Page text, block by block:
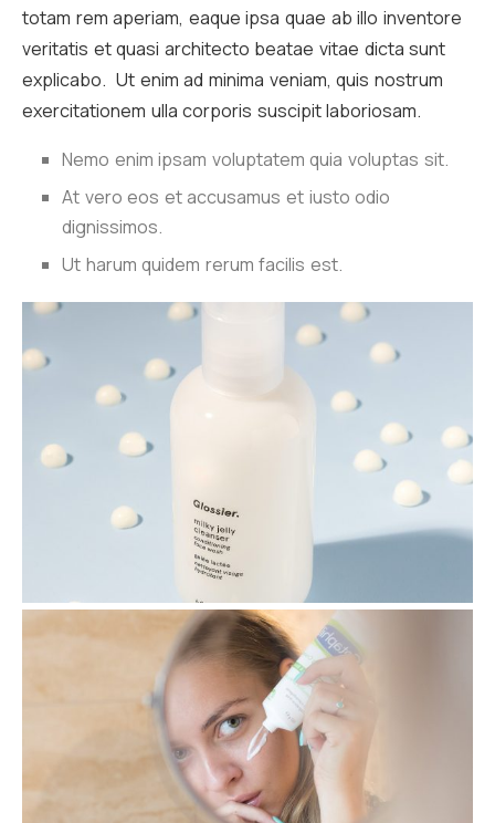
totam rem aperiam, eaque ipsa quae ab illo inventore
veritatis et quasi architecto beatae vitae dicta sunt
explicabo. Ut enim ad minima veniam, quis nostrum
exercitationem ulla corporis suscipit laboriosam.
Nemo enim ipsam voluptatem quia voluptas sit.
At vero eos et accusamus et iusto odio
dignissimos.
Ut harum quidem rerum facilis est.